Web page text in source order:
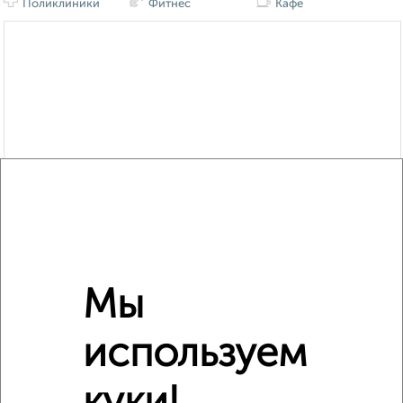
Поликлиники Фитнес Кафе
Сравнение средних цен
Мы
используем